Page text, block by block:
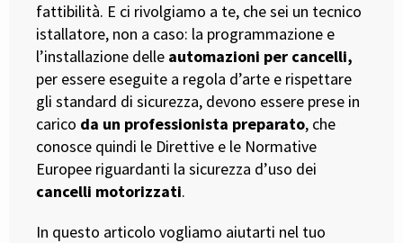
fattibilità. E ci rivolgiamo a te, che sei un tecnico
istallatore, non a caso: la programmazione e
l’installazione delle automazioni per cancelli,
per essere eseguite a regola d’arte e rispettare
gli standard di sicurezza, devono essere prese in
carico da un professionista preparato, che
conosce quindi le Direttive e le Normative
Europee riguardanti la sicurezza d’uso dei
cancelli motorizzati.
In questo articolo vogliamo aiutarti nel tuo